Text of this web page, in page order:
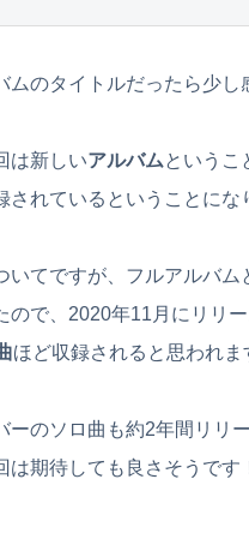
ムのタイトルだったら少し
は新しいアルバムというこ
されているということにな
いてですが、フルアルバム
ので、2020年11月にリリ
ほど収録されると思われま
ーのソロ曲も約2年間リリ
は期待しても良さそうです